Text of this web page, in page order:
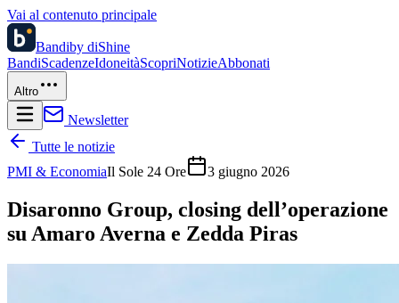
Vai al contenuto principale
Bandiby diShine
BandiScadenzeIdoneitàScopriNotizieAbbonati
Altro
Newsletter
Tutte le notizie
PMI & EconomiaIl Sole 24 Ore 3 giugno 2026
Disaronno Group, closing dell’operazione
su Amaro Averna e Zedda Piras